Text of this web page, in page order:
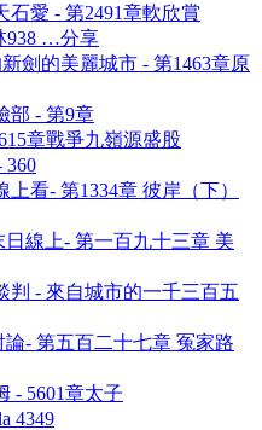
愛 - 第2491章軟欣賞
938 …分享
劍的美麗城市 - 第1463章原
部 - 第9章
章戰爭九嶺源盛股
360
看- 第1334章 彼岸（下）
線上- 第一百九十三章 美
判 - 來自城市的一千三百五
- 第五百二十七章 冤家路
- 5601章太子
4349